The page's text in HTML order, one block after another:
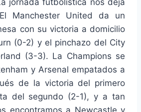
jornada futbolística nos deja
Manchester United da un
con su victoria a domicilio
(0-2) y el pinchazo del City
(3-3). La Champions se
y Arsenal empatados a
de la victoria del primero
del segundo (2-1), y a tan